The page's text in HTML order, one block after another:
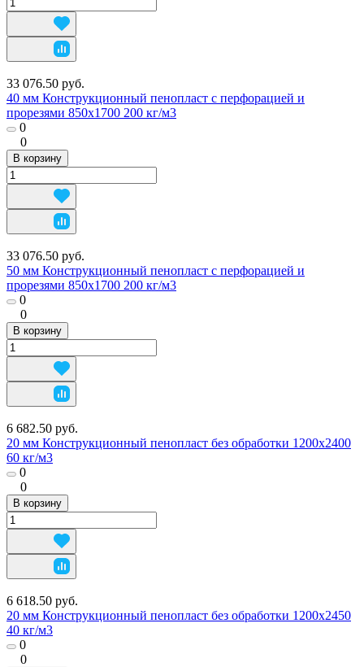
33 076.50 руб.
40 мм Конструкционный пенопласт с перфорацией и
прорезями 850х1700 200 кг/м3
0
0
В корзину
33 076.50 руб.
50 мм Конструкционный пенопласт с перфорацией и
прорезями 850х1700 200 кг/м3
0
0
В корзину
6 682.50 руб.
20 мм Конструкционный пенопласт без обработки 1200х2400
60 кг/м3
0
0
В корзину
6 618.50 руб.
20 мм Конструкционный пенопласт без обработки 1200х2450
40 кг/м3
0
0